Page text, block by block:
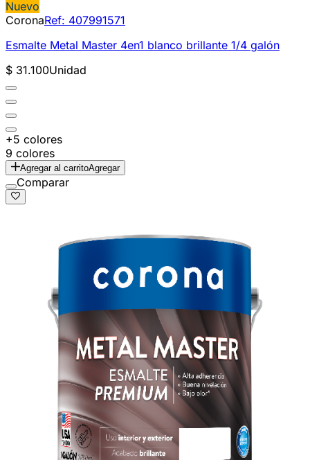
Nuevo
CoronaRef: 407991571
Esmalte Metal Master 4en1 blanco brillante 1/4 galón
$ 31.100Unidad
+5 colores
9 colores
Agregar al carritoAgregar
Comparar